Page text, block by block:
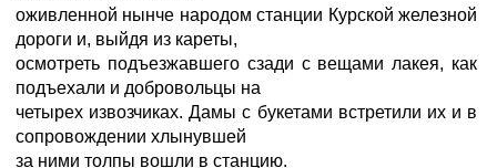
оживленной нынче народом станции Курской железной
дороги и, выйдя из кареты,
осмотреть подъезжавшего сзади с вещами лакея, как
подъехали и добровольцы на
четырех извозчиках. Дамы с букетами встретили их и в
сопровождении хлынувшей
за ними толпы вошли в станцию.